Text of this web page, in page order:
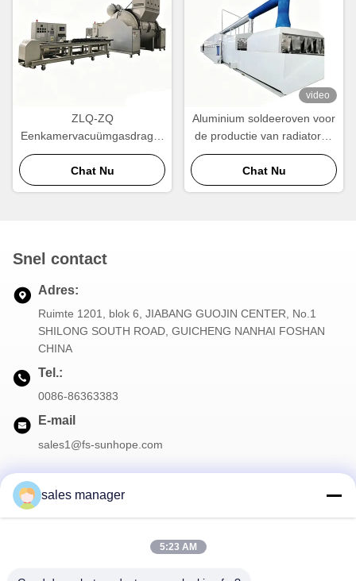
ZLQ-ZQ
Eenkamervacuümgasdrager
Aluminium soldeeroven
Energiebesparende snelle
cyclus
Chat Nu
video
Aluminium soldeeroven voor
de productie van radiatoren
en warmtewisselaars
Chat Nu
Snel contact
Adres:
Ruimte 1201, blok 6, JIABANG GUOJIN CENTER, No.1
SHILONG SOUTH ROAD, GUICHENG NANHAI FOSHAN
CHINA
Tel.:
0086-86363383
E-mail
sales1@fs-sunhope.com
sales manager
5:23 AM